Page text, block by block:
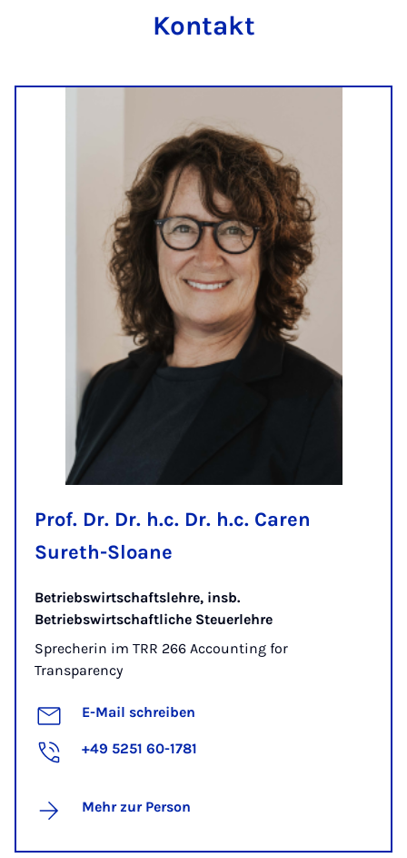
Kontakt
Prof. Dr. Dr. h.c. Dr. h.c. Caren
Sureth-Sloane
Betriebswirtschaftslehre, insb.
Betriebswirtschaftliche Steuerlehre
Sprecherin im TRR 266 Accounting for
Transparency
E-Mail schreiben
+49 5251 60-1781
Mehr zur Person